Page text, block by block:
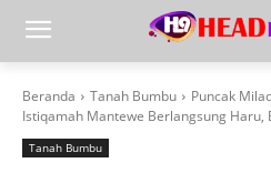
Beranda Tanah Bumbu
Puncak
Istiqamah Mantewe Berlangsung Haru,
Tanah Bumbu